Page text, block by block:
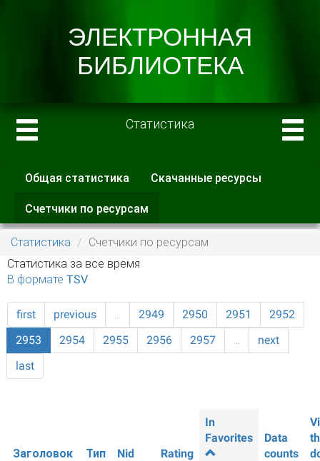
Статистика
Главные вкладки
Общая статистика Скачанные ресурсы
Счетчики по ресурсам
вкладка)
Статистика
Счетчики по ресурсам
Статистика за все время
В формате TSV
first previous … 2949 2950 2951
2952
2953
2954 2955 2956 2957 …
next
last
Заголовок Тип Nid Rating
In
Favorites
Data
counts